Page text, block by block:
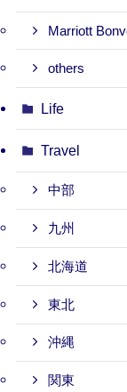
Marriott
others
Life
Travel
中部
九州
北海道
東北
沖縄
関東